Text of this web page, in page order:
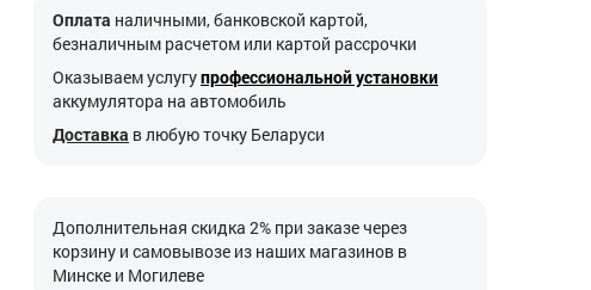
Оплата наличными, банковской картой,
безналичным расчетом или картой рассрочки
Оказываем услугупрофессиональной установки
аккумулятора на автомобиль
Доставка в любую точку Беларуси
Дополнительная скидка 2% при заказе через
корзину и самовывозе из наших магазинов в
Минске и Могилеве